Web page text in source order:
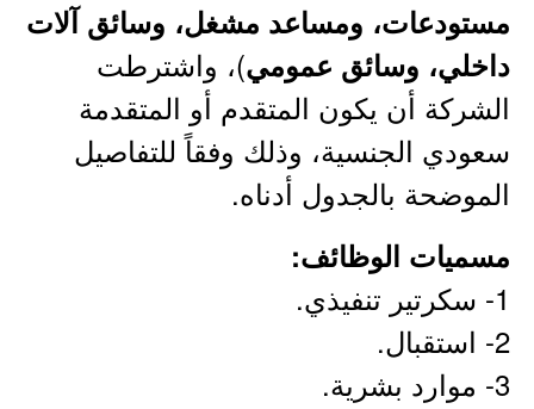
مستودعات، ومساعد مشغل، وسائق آلات
داخلي، وسائق عمومي)، واشترطت
الشركة أن يكون المتقدم أو المتقدمة
سعودي الجنسية، وذلك وفقاً للتفاصيل
الموضحة بالجدول أدناه.
مسميات الوظائف:
1- سكرتير تنفيذي.
2- استقبال.
3- موارد بشرية.